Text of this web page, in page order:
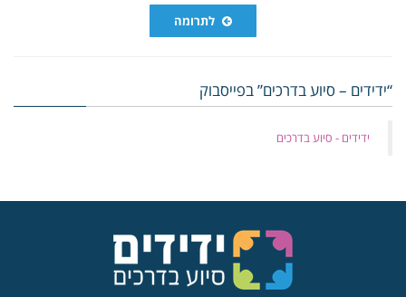
לתרומה
“ידידים – סיוע בדרכים” בפייסבוק
‏ידידים - סיוע בדרכים